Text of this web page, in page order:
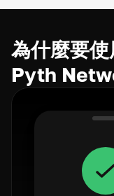
為什麼要
Pyth